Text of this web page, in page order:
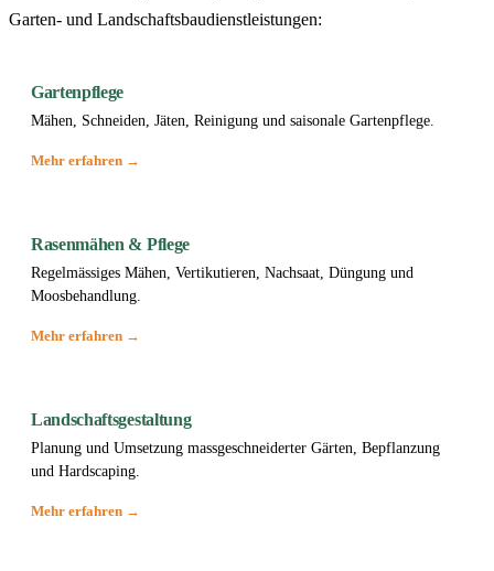
Garten- und Landschaftsbaudienstleistungen:
Gartenpflege
Mähen, Schneiden, Jäten, Reinigung und saisonale Gartenpflege.
Mehr erfahren →
Rasenmähen & Pflege
Regelmässiges Mähen, Vertikutieren, Nachsaat, Düngung und
Moosbehandlung.
Mehr erfahren →
Landschaftsgestaltung
Planung und Umsetzung massgeschneiderter Gärten, Bepflanzung
und Hardscaping.
Mehr erfahren →